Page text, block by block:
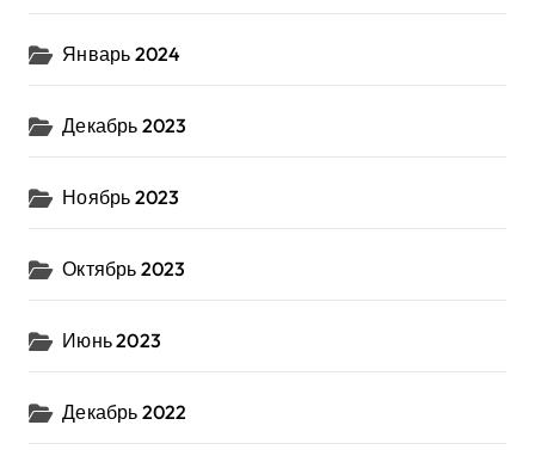
Январь 2024
Декабрь 2023
Ноябрь 2023
Октябрь 2023
Июнь 2023
Декабрь 2022